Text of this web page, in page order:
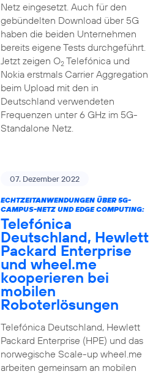
Netz eingesetzt. Auch für den
gebündelten Download über 5G
haben die beiden Unternehmen
bereits eigene Tests durchgeführt.
Jetzt zeigen O2Telefónica und
Nokia erstmals Carrier Aggregation
beim Upload mit den in
Deutschland verwendeten
Frequenzen unter 6 GHz im 5G-
Standalone Netz.
07. Dezember 2022
ECHTZEITANWENDUNGEN ÜBER 5G-
CAMPUS-NETZ UND EDGE COMPUTING:
Telefónica
Deutschland, Hewlett
Packard Enterprise
und wheel.me
kooperieren bei
mobilen
Roboterlösungen
Telefónica Deutschland, Hewlett
Packard Enterprise (HPE) und das
norwegische Scale-up wheel.me
arbeiten gemeinsam an mobilen